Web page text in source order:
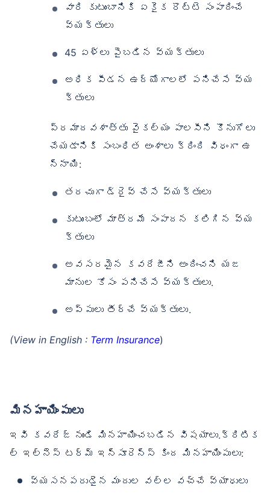
వారి కుటుంబానికి ఏకైక రొట్టె సంపాదించే
వ్యక్తులు
45 ఏళ్లు పైబడిన వ్యక్తులు
అధిక పీడన ఉద్యోగాలలో పనిచేసే వ్య
క్తులు
ప్రమాదవశాత్తు వైకల్యం పాలసీని కొనుగోలు
చేయడానికి సంబంధిత అంశాలు క్రింది విధంగా ఉ
న్నాయి:
తరచుగా డ్రైవ్ చేసే వ్యక్తులు
కుటుంబంలో మాత్రమే సంపాదన కలిగిన వ్య
క్తులు
అవసరమైన కవరేజీని అందించని యజ
మానుల కోసం పనిచేసే వ్యక్తులు.
అప్పులు తీర్చే వ్యక్తులు.
(View in English : Term Insurance)
మినహాయింపులు
ఇవి కవరేజ్ నుండి మినహాయించబడిన విషయాలు.క్రిటిక
ల్ ఇల్‌నెస్ టర్మ్ ఇన్సూరెన్స్ కింద మినహాయింపులు:
వ్యసనపరుడైన మందుల వల్ల వచ్చే వ్యాధులు